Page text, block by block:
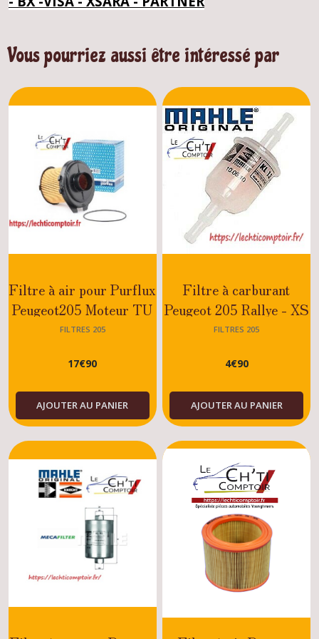
Vous pourriez aussi être intéressé par
Filtre à air pour Purflux
Peugeot205 Moteur TU
(sauf TU24 RALLYE)
FILTRES 205
17€90
AJOUTER AU PANIER
Filtre à carburant
Peugeot 205 Rallye - XS
- GT - TU - XY - XW -
FILTRES 205
4€90
AJOUTER AU PANIER